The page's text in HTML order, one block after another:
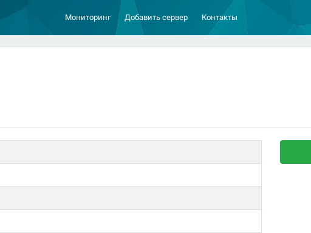
Мониторинг Добавить сервер Контакты